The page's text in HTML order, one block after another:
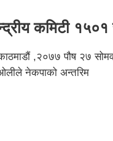
कमिटी १५०१
,२०७७ पौष २७
ओलीले नेकपाको अन्तरिम